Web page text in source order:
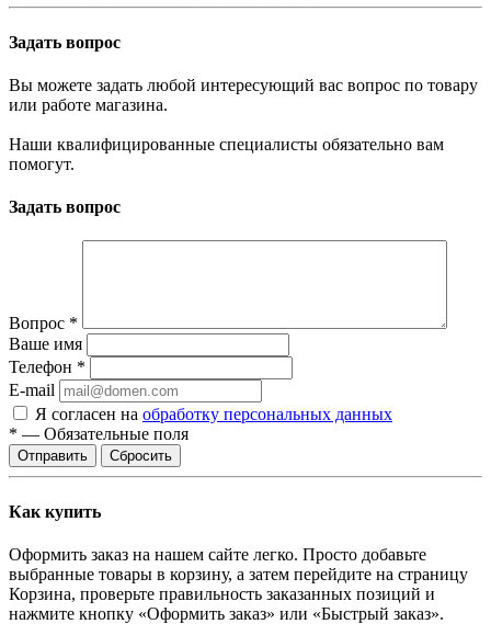
Задать вопрос
Вы можете задать любой интересующий вас вопрос по товару
или работе магазина.
Наши квалифицированные специалисты обязательно вам
помогут.
Задать вопрос
Вопрос *
Ваше имя
Телефон *
E-mail
Я согласен на обработку персональных данных
* — Обязательные поля
Отправить Сбросить
Как купить
Оформить заказ на нашем сайте легко. Просто добавьте
выбранные товары в корзину, а затем перейдите на страницу
Корзина, проверьте правильность заказанных позиций и
нажмите кнопку «Оформить заказ» или «Быстрый заказ».